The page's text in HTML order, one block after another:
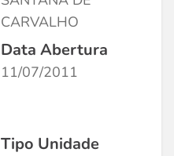
CARVALHO
Data Abertura
11/07/2011
Tipo Unidade